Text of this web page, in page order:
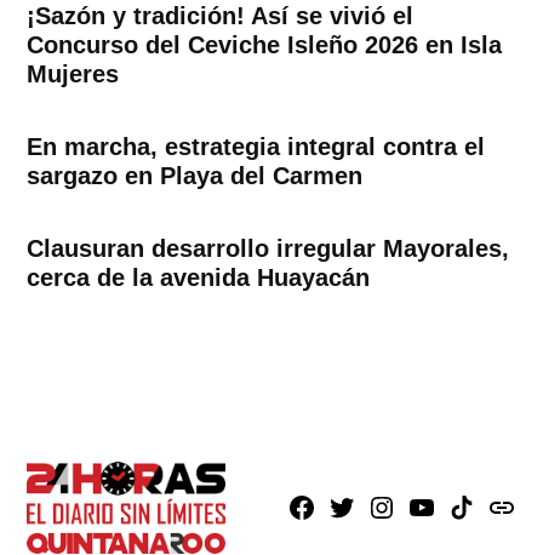
¡Sazón y tradición! Así se vivió el
Concurso del Ceviche Isleño 2026 en Isla
Mujeres
En marcha, estrategia integral contra el
sargazo en Playa del Carmen
Clausuran desarrollo irregular Mayorales,
cerca de la avenida Huayacán
Facebook
X Instagram
YoutubeTikTokissuu